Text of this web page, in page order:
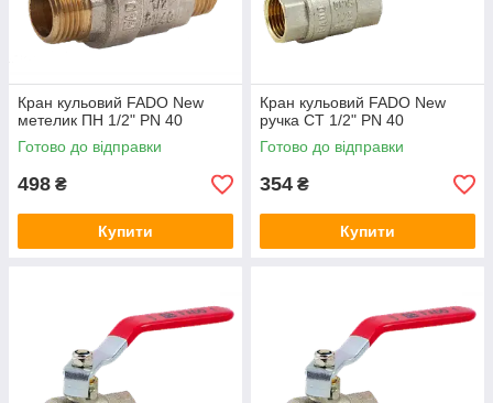
Кран кульовий FADO New
метелик ПН 1/2" PN 40
Готово до відправки
498 ₴
Купити
Кран кульовий FADO New
ручка СТ 1/2" PN 40
Готово до відправки
354 ₴
Купити